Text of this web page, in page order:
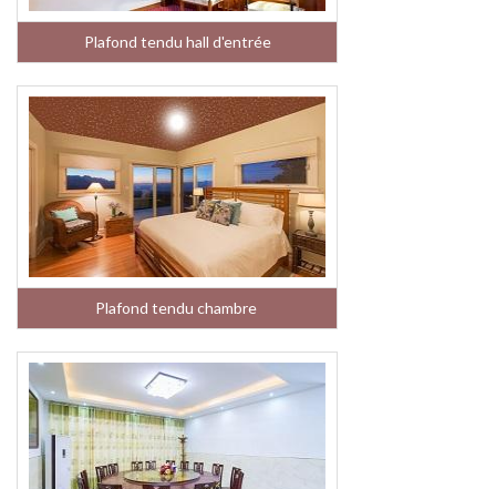
Plafond tendu hall d'entrée
Plafond tendu chambre